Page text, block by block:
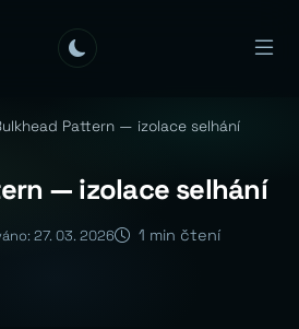
Pattern — izolace selhání
— izolace selhání
27. 03. 2026 1 min čtení